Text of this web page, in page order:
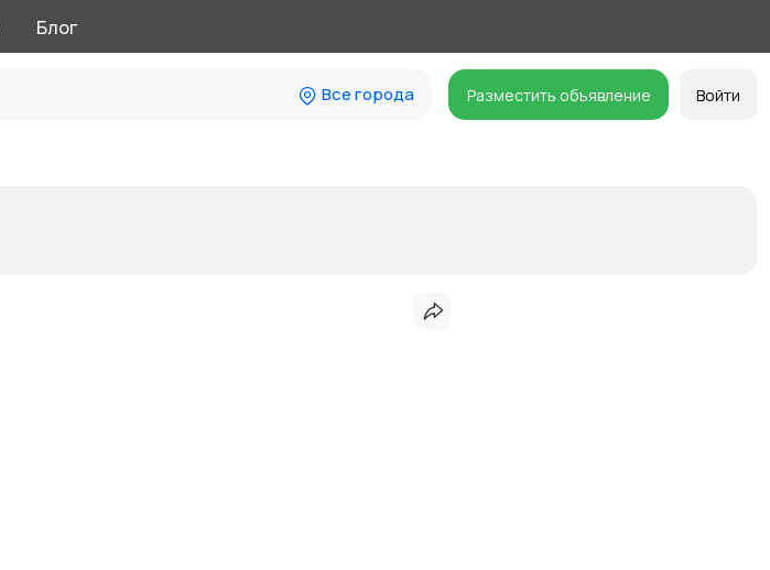
Блог
Все города Разместить объявление Войти